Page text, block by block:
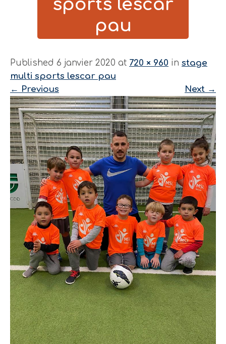
sports lescar
pau
Published 6 janvier 2020 at 720 × 960 in stage
multi sports lescar pau
← Previous Next →